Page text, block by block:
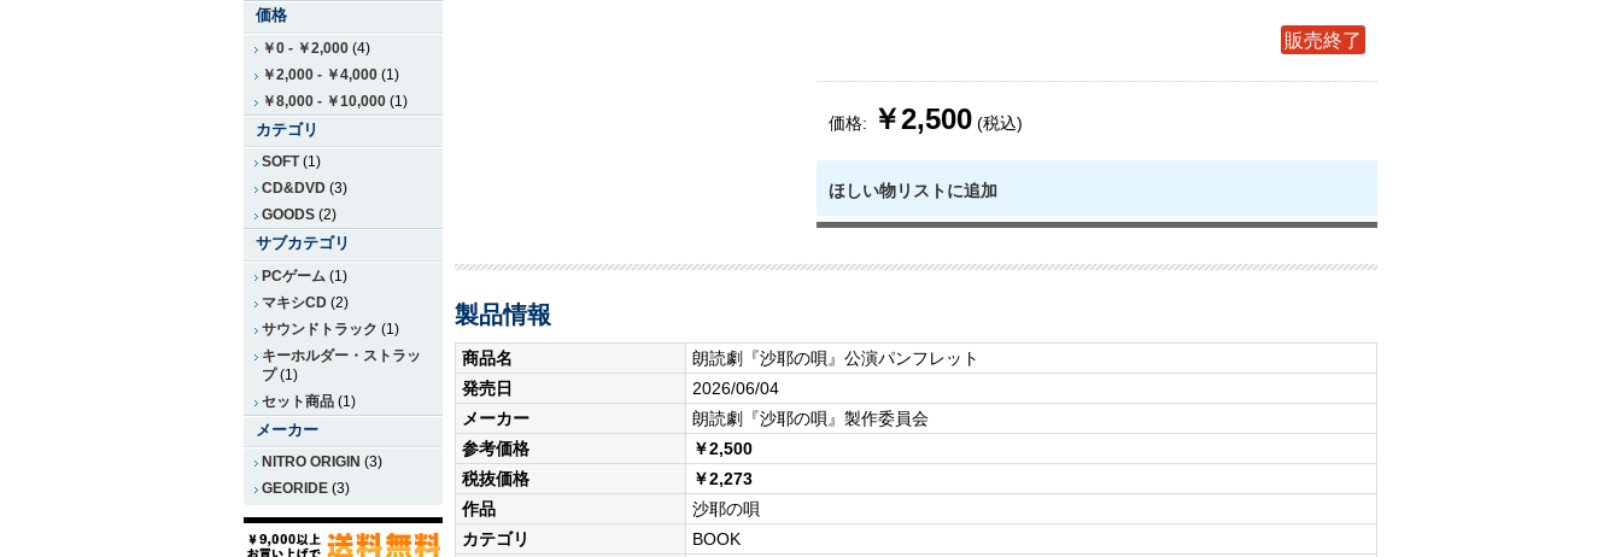
販売終了
価格: ￥2,500 (税込)
ほしい物リストに追加
製品情報
商品名
朗読劇『沙耶の唄』公演パンフレット
発売日
2026/06/04
メーカー
朗読劇『沙耶の唄』製作委員会
参考価格
￥2,500
税抜価格
￥2,273
作品
沙耶の唄
カテゴリ
BOOK
価格
￥0 - ￥2,000 (4)
￥2,000 - ￥4,000 (1)
￥8,000 - ￥10,000 (1)
カテゴリ
SOFT(1)
CD&DVD (3)
GOODS (2)
サブカテゴリ
PCゲーム (1)
マキシCD (2)
サウンドトラック (1)
キーホルダー・ストラッ
プ(1)
セット商品 (1)
メーカー
NITRO ORIGIN (3)
GEORIDE (3)